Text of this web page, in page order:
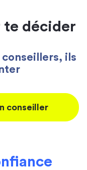
te décider
conseillers, ils
conseiller